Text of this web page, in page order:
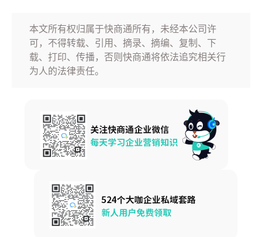
本文所有权归属于快商通所有，未经本公司许
可，不得转载、引用、摘录、摘编、复制、下
载、打印、传播，否则快商通将依法追究相关行
为人的法律责任。